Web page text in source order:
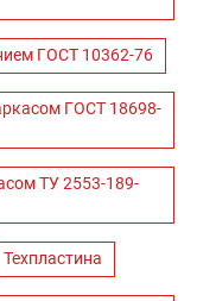
ГОСТ 10362-76
ГОСТ 18698-
ТУ 2553-189-
Техпластина